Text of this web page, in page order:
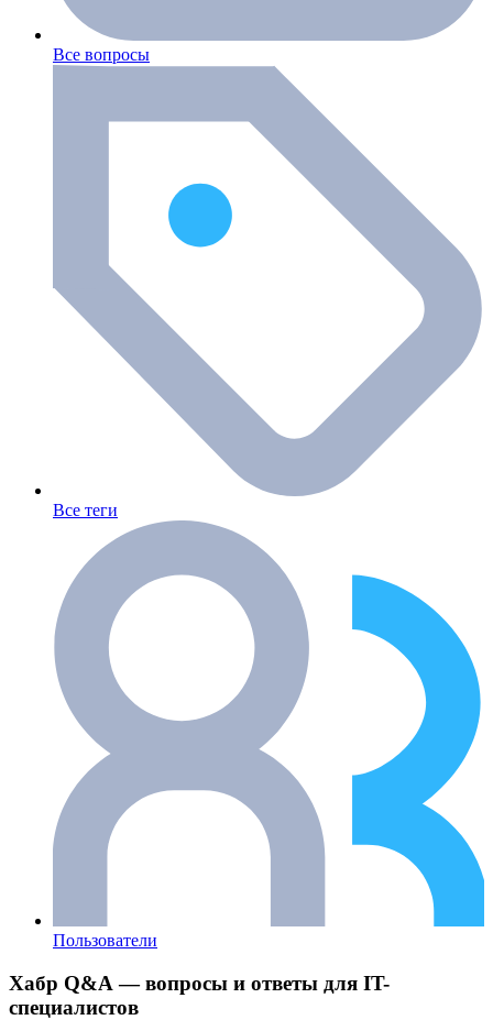
Все вопросы
Все теги
Пользователи
Хабр Q&A — вопросы и ответы для IT-
специалистов